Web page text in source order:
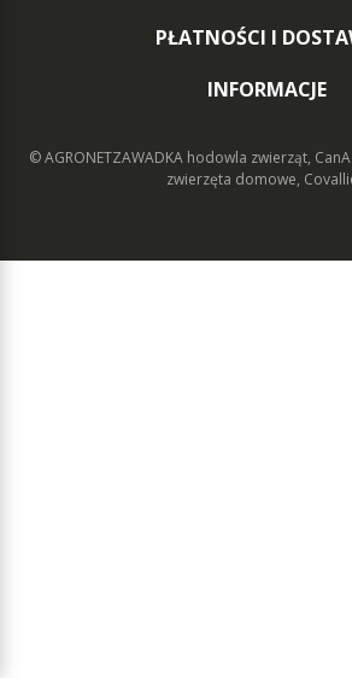
PŁATNOŚCI I
INFORMACJE
© AGRONETZAWADKA hodowla zwierząt,
zwierzęta domowe,